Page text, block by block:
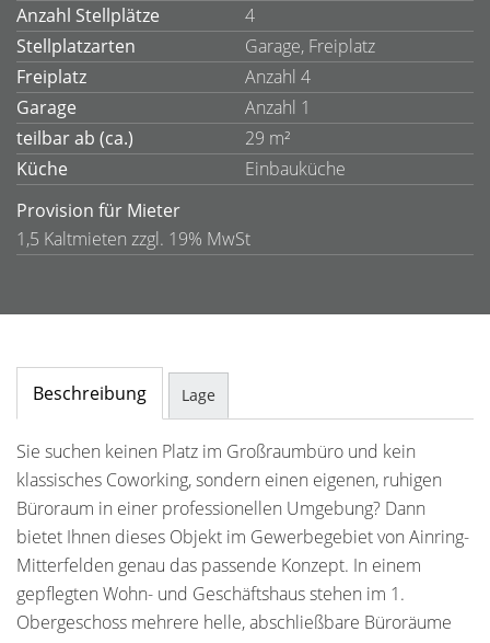
Anzahl Stellplätze
4
Stellplatzarten
Garage, Freiplatz
Freiplatz
Anzahl 4
Garage
Anzahl 1
teilbar ab (ca.)
29 m²
Küche
Einbauküche
Provision für Mieter
1,5 Kaltmieten zzgl. 19% MwSt
Beschreibung Lage
Sie suchen keinen Platz im Großraumbüro und kein
klassisches Coworking, sondern einen eigenen, ruhigen
Büroraum in einer professionellen Umgebung? Dann
bietet Ihnen dieses Objekt im Gewerbegebiet von Ainring-
Mitterfelden genau das passende Konzept. In einem
gepflegten Wohn- und Geschäftshaus stehen im 1.
Obergeschoss mehrere helle, abschließbare Büroräume